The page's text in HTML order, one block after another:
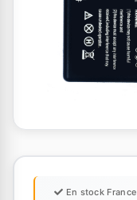
En stock France